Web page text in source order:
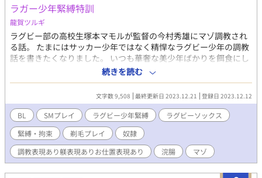
ラガー少年緊縛特訓
龍賀ツルギ
ラグビー部の高校生塚本マモルが監督の今村秀雄にマゾ調教され
る話。 たまにはサッカー少年ではなく精悍なラグビー少年の調教
話を書きたくなりました。 いつも華奢な美少年ばかりを餌食にし
ておりますので😅 ローズバットNightにもマモルと言う名のラグ
ビー青年が出てきますが関連は有りません。 この作品ではハイソ
ックスをラグビーソックスと表記いたします❗ 僕の作品ですのでマ
モルもラグビーソックスを履いて緊縛調教されます。 短篇で書い
ていくつもりです😺 目標10000字を超えずにまとめること‼️
続きを読む
文字数 9,508 最終更新日 2023.12.21 登録日 2023.12.12
BL SMプレイ ラグビー少年緊縛
ラグビーソックス
緊縛・拘束
剃毛プレイ
奴隷
調教表現あり躾表現ありお仕置表現あり
浣腸 マゾ